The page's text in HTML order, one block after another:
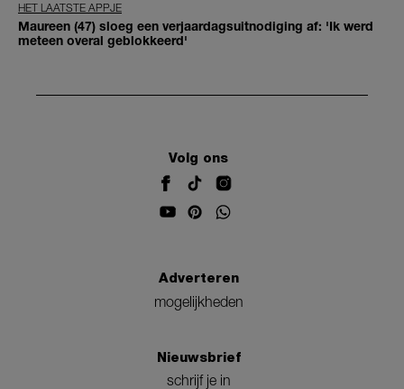
HET LAATSTE APPJE
Maureen (47) sloeg een verjaardagsuitnodiging af: 'Ik werd
meteen overal geblokkeerd'
Volg ons
Adverteren
mogelijkheden
Nieuwsbrief
schrijf je in